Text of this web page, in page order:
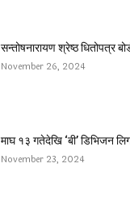
सन्तोषनारायण श्रेष्ठ धितोपत्र
November 26, 2024
माघ १३ गतेदेखि ‘बी’ डिभिजन
November 23, 2024